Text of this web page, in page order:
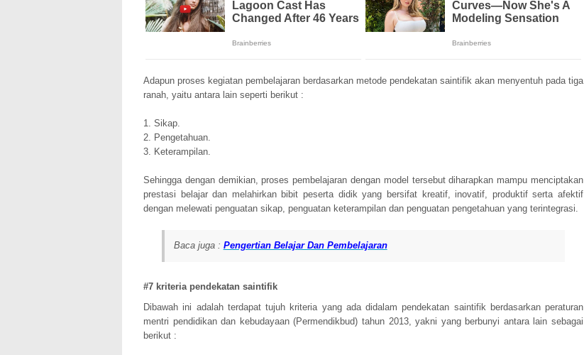
Adapun proses kegiatan pembelajaran berdasarkan metode pendekatan saintifik akan menyentuh pada tiga
ranah, yaitu antara lain seperti berikut :
1. Sikap.
2. Pengetahuan.
3. Keterampilan.
Sehingga dengan demikian, proses pembelajaran dengan model tersebut diharapkan mampu menciptakan
prestasi belajar dan melahirkan bibit peserta didik yang bersifat kreatif, inovatif, produktif serta afektif
dengan melewati penguatan sikap, penguatan keterampilan dan penguatan pengetahuan yang terintegrasi.
Baca juga : Pengertian Belajar Dan Pembelajaran
#7 kriteria pendekatan saintifik
Dibawah ini adalah terdapat tujuh kriteria yang ada didalam pendekatan saintifik berdasarkan peraturan
mentri pendidikan dan kebudayaan (Permendikbud) tahun 2013, yakni yang berbunyi antara lain sebagai
berikut :